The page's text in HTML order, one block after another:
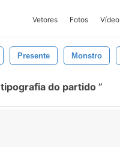
Vetores Fotos Vídeo
Presente Monstro
tipografia do partido